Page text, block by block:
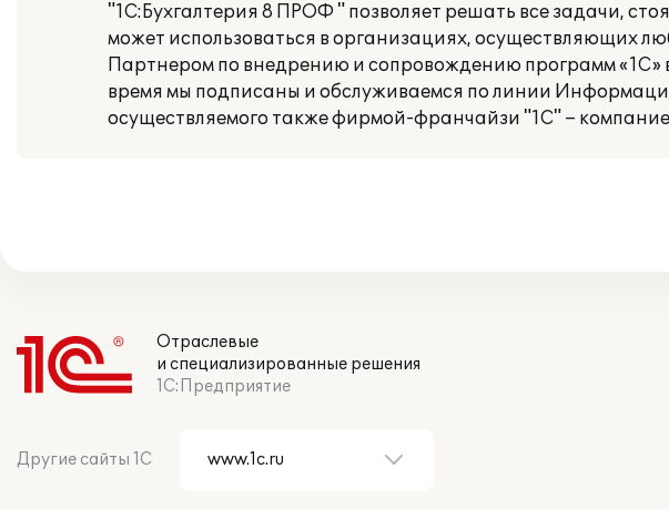
"1С:Бухгалтерия 8 ПРОФ " позволяет решать все задачи,
может использоваться в организациях, осуществляющих
Партнером по внедрению и сопровождению программ
время мы подписаны и обслуживаемся по линии
осуществляемого также фирмой-франчайзи "1С" –
Отраслевые
и специализированные решения
1С:Предприятие
Другие сайты 1С